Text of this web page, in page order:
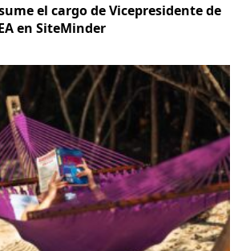
el cargo de Vicepresidente de
en SiteMinder